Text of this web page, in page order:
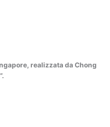
realizzata da Chong